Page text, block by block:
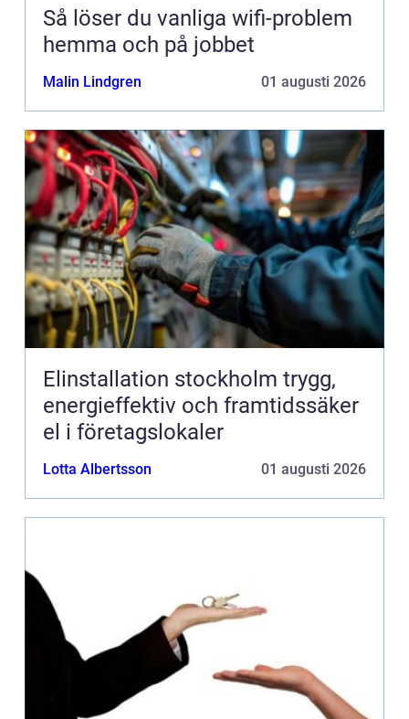
Så löser du vanliga wifi-problem
hemma och på jobbet
Malin Lindgren 01 augusti 2026
Elinstallation stockholm trygg,
energieffektiv och framtidssäker
el i företagslokaler
Lotta Albertsson 01 augusti 2026